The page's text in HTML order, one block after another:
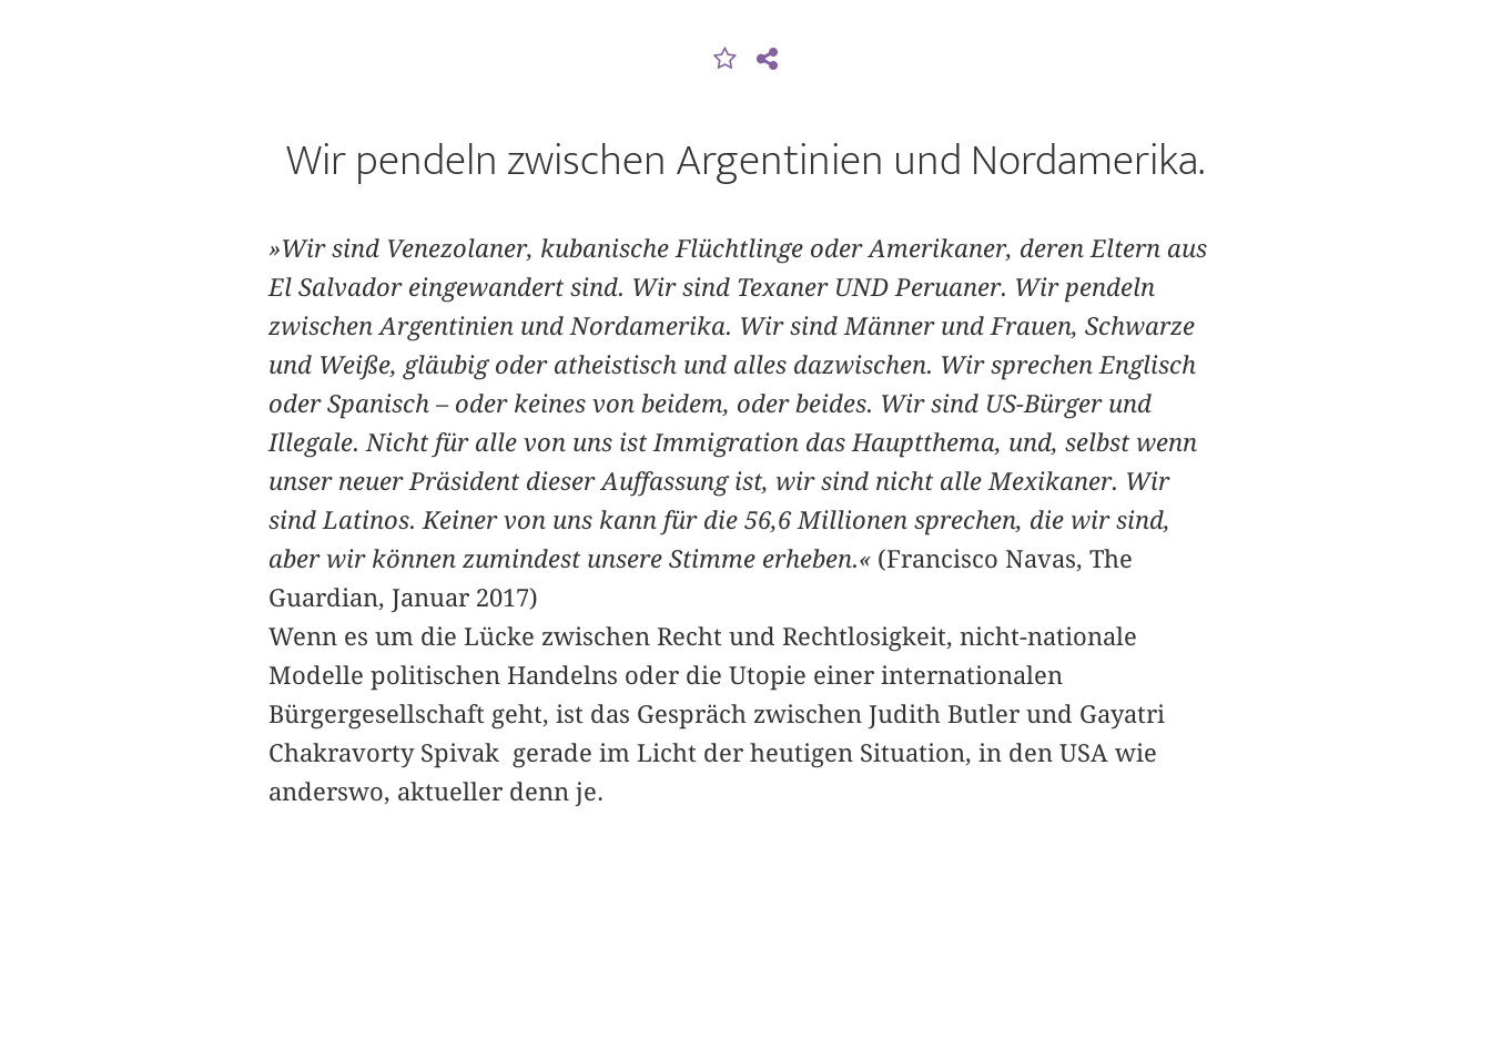
Wir pendeln zwischen Argentinien und Nordamerika.
»Wir sind Venezolaner, kubanische Flüchtlinge oder Amerikaner, deren Eltern aus
El Salvador eingewandert sind. Wir sind Texaner UND Peruaner. Wir pendeln
zwischen Argentinien und Nordamerika. Wir sind Männer und Frauen, Schwarze
und Weiße, gläubig oder atheistisch und alles dazwischen. Wir sprechen Englisch
oder Spanisch – oder keines von beidem, oder beides. Wir sind US-Bürger und
Illegale. Nicht für alle von uns ist Immigration das Hauptthema, und, selbst wenn
unser neuer Präsident dieser Auffassung ist, wir sind nicht alle Mexikaner. Wir
sind Latinos. Keiner von uns kann für die 56,6 Millionen sprechen, die wir sind,
aber wir können zumindest unsere Stimme erheben.« (Francisco Navas, The
Guardian, Januar 2017)
Wenn es um die Lücke zwischen Recht und Rechtlosigkeit, nicht-nationale
Modelle politischen Handelns oder die Utopie einer internationalen
Bürgergesellschaft geht, ist das Gespräch zwischen Judith Butler und Gayatri
Chakravorty Spivak gerade im Licht der heutigen Situation, in den USA wie
anderswo, aktueller denn je.